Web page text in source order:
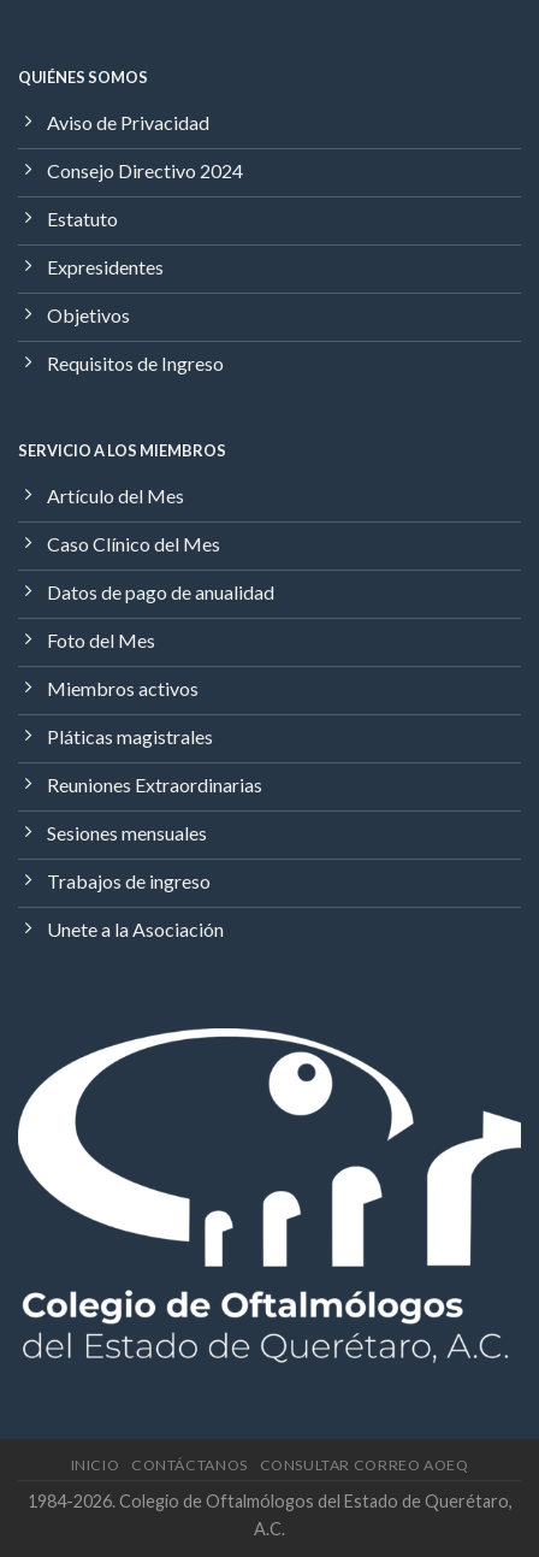
QUIÉNES SOMOS
Aviso de Privacidad
Consejo Directivo 2024
Estatuto
Expresidentes
Objetivos
Requisitos de Ingreso
SERVICIO A LOS MIEMBROS
Artículo del Mes
Caso Clínico del Mes
Datos de pago de anualidad
Foto del Mes
Miembros activos
Pláticas magistrales
Reuniones Extraordinarias
Sesiones mensuales
Trabajos de ingreso
Unete a la Asociación
INICIO CONTÁCTANOS CONSULTAR CORREO AOEQ
1984-2026. Colegio de Oftalmólogos del Estado de Querétaro,
A.C.